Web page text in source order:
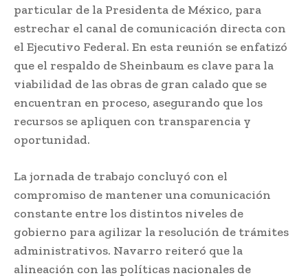
particular de la Presidenta de México, para
estrechar el canal de comunicación directa con
el Ejecutivo Federal. En esta reunión se enfatizó
que el respaldo de Sheinbaum es clave para la
viabilidad de las obras de gran calado que se
encuentran en proceso, asegurando que los
recursos se apliquen con transparencia y
oportunidad.
La jornada de trabajo concluyó con el
compromiso de mantener una comunicación
constante entre los distintos niveles de
gobierno para agilizar la resolución de trámites
administrativos. Navarro reiteró que la
alineación con las políticas nacionales de